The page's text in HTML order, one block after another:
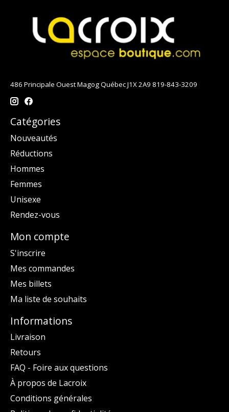
486 Principale Ouest Magog Québec J1X 2A9 819-843-3209
Catégories
Nouveautés
Réductions
Hommes
Femmes
Unisexe
Rendez-vous
Mon compte
S'inscrire
Mes commandes
Mes billets
Ma liste de souhaits
Informations
Livraison
Retours
FAQ - Foire aux questions
À propos de Lacroix
Conditions générales